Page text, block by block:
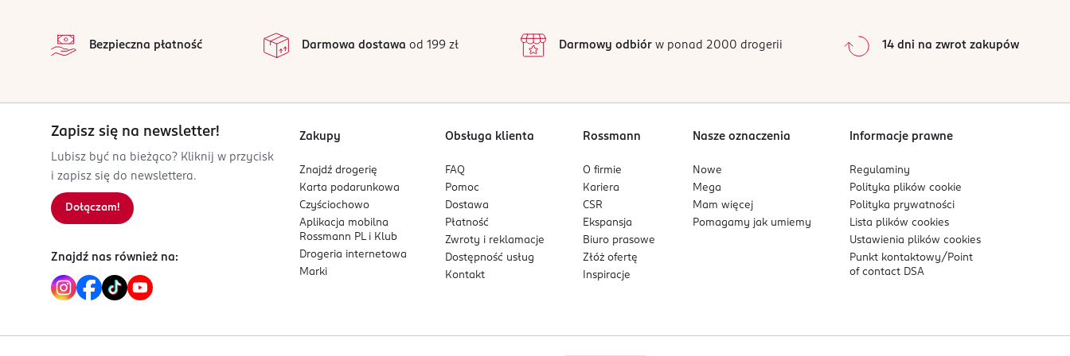
PL-Polska
8 411061 079997
2
1
0%
Sortowanie wgdata: od najnowszej
Bezpieczna płatność Darmowa dostawa od 199 zł Darmowy odbiórw ponad 2000 drogerii 14 dni na zwrot zakupów
Zapisz się na newsletter!
Lubisz być na bieżąco? Kliknij w przycisk
i zapisz się do newslettera.
Dołączam!
Znajdź nas również na:
Zakupy
Znajdź drogerię
Karta podarunkowa
Czyściochowo
Aplikacja mobilna
Rossmann PL i Klub
Drogeria internetowa
Marki
Obsługa klienta
FAQ
Pomoc
Dostawa
Płatność
Zwroty i reklamacje
Dostępność usług
Kontakt
Rossmann
O firmie
Kariera
CSR
Ekspansja
Biuro prasowe
Złóż ofertę
Inspiracje
Nasze oznaczenia
Nowe
Mega
Mam więcej
Pomagamy jak umiemy
Informacje prawne
Regulaminy
Polityka plikówcookie
Polityka prywatności
Lista plikówcookies
Ustawienia plikówcookies
Punkt kontaktowy/ Point
of contact DSA